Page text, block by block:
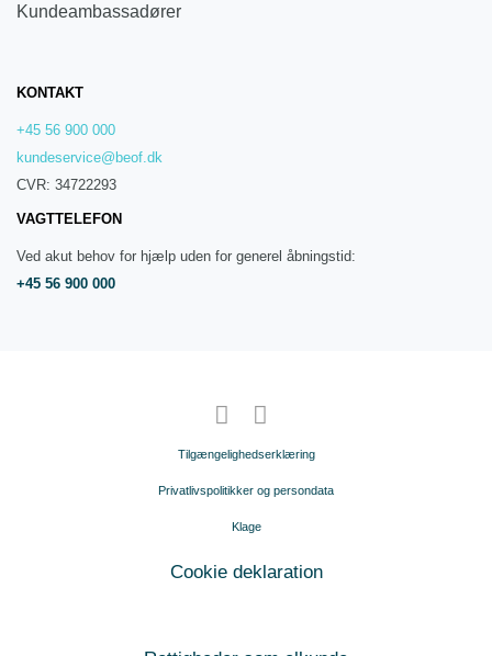
Kundeambassadører
KONTAKT
+45 56 900 000
kundeservice@beof.dk
CVR: 34722293
VAGTTELEFON
Ved akut behov for hjælp uden for generel åbningstid:
+45 56 900 000
Tilgængelighedserklæring
Privatlivspolitikker og persondata
Klage
Cookie deklaration